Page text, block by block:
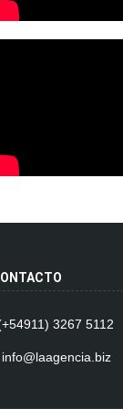
3267 5112